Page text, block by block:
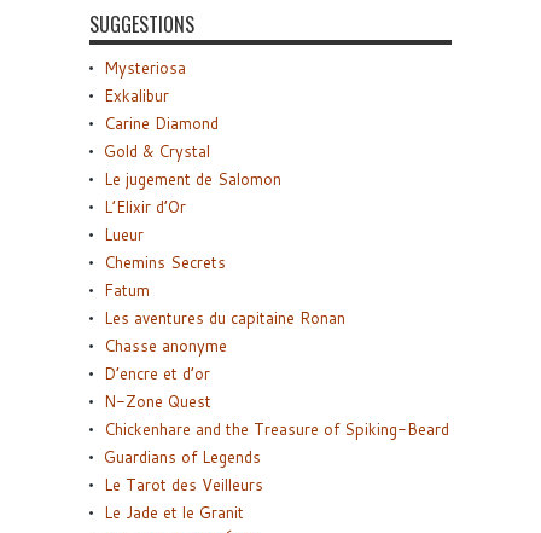
SUGGESTIONS
Mysteriosa
Exkalibur
Carine Diamond
Gold & Crystal
Le jugement de Salomon
L’Elixir d’Or
Lueur
Chemins Secrets
Fatum
Les aventures du capitaine Ronan
Chasse anonyme
D’encre et d’or
N-Zone Quest
Chickenhare and the Treasure of Spiking-Beard
Guardians of Legends
Le Tarot des Veilleurs
Le Jade et le Granit